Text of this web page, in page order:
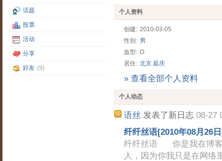
话题
投票
活动
分享
好友 (9)
个人资料
创建: 2010-03-05
性别: 男
血型: O
居住: 北京 延庆
» 查看全部个人资料
个人动态
语丝 发表了新日志 08-27
纤纤丝语[2010年08月26
纤纤丝语 你是我在博客
人，因为你我只是在网络